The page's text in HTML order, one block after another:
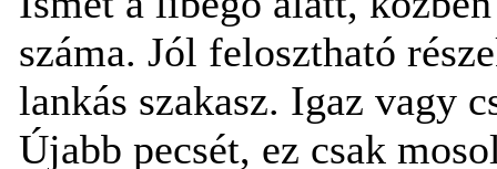
száma. Jól felosztható
lankás szakasz. Igaz vagy
Újabb pecsét, ez csak